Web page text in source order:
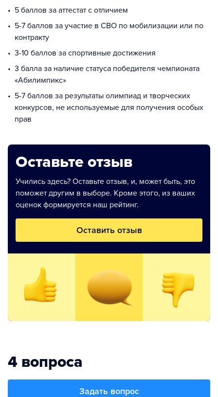
5 баллов за аттестат с отличием
5-7 баллов за участие в СВО по мобилизации или по
контракту
3-10 баллов за спортивные достижения
3 балла за наличие статуса победителя чемпионата
«Абилимпикс»
5-7 баллов за результаты олимпиад и творческих
конкурсов, не используемые для получения особых
прав
Оставьте отзыв
Учились здесь? Оставьте отзыв, и, может быть, это
поможет другим в выборе. Кроме этого, из ваших
оценок формируется наш рейтинг.
Оставить отзыв
4 вопроса
Задать вопрос